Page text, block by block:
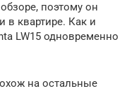
поэтому он
в квартире. Как и
LW15 одновременно
на остальные